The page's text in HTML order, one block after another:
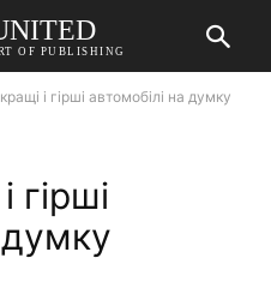
OF PUBLISHING
і гірші автомобілі на думку
гірші
думку